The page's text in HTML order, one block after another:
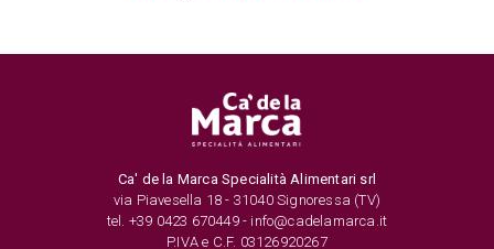
Ca' de la Marca Specialità Alimentari srl
via Piavesella 18 - 31040 Signoressa (TV)
tel. +39 0423 670449 - info@cadelamarca.it
P.IVA e C.F. 03126920267